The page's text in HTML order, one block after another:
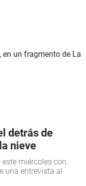
detrás de
nieve
miércoles con
una entrevista al